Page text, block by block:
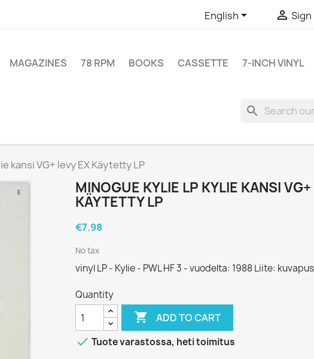
English  Sign
MAGAZINES 78 RPM BOOKS CASSETTE 7-INCH VINYL
search
kansi VG+ levy EX Käytetty LP
MINOGUE KYLIE LP KYLIE KANSI VG+
KÄYTETTY LP
€7.98
No tax
vinyl LP - Kylie - PWL HF 3 - vuodelta: 1988 Liite:
Quantity
 ADD TO CART
 Tuote varastossa, heti toimitus